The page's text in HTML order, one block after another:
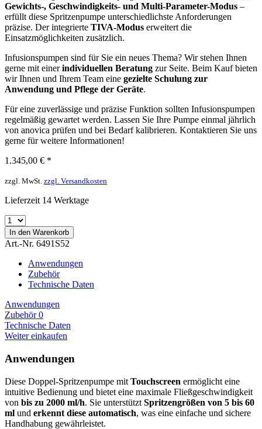
Gewichts-, Geschwindigkeits- und Multi-Parameter-Modus –
erfüllt diese Spritzenpumpe unterschiedlichste Anforderungen
präzise. Der integrierte TIVA-Modus erweitert die
Einsatzmöglichkeiten zusätzlich.
Infusionspumpen sind für Sie ein neues Thema? Wir stehen Ihnen
gerne mit einerindividuellen Beratung zur Seite. Beim Kauf bieten
wir Ihnen und Ihrem Team eine gezielte Schulung zur
Anwendung und Pflege der Geräte.
Für eine zuverlässige und präzise Funktion sollten Infusionspumpen
regelmäßig gewartet werden. Lassen Sie Ihre Pumpe einmal jährlich
von anovica prüfen und bei Bedarf kalibrieren. Kontaktieren Sie uns
gerne für weitere Informationen!
1.345,00 € *
zzgl. MwSt. zzgl. Versandkosten
Lieferzeit 14 Werktage
In den Warenkorb
Art.-Nr. 6491S52
Anwendungen
Zubehör
Technische Daten
Anwendungen
Zubehör0
Technische Daten
Weiter einkaufen
Anwendungen
Diese Doppel-Spritzenpumpe mit Touchscreen ermöglicht eine
intuitive Bedienung und bietet eine maximale Fließgeschwindigkeit
von bis zu 2000 ml/h. Sie unterstützt Spritzengrößen von 5 bis 60
ml und erkennt diese automatisch, was eine einfache und sichere
Handhabung gewährleistet.